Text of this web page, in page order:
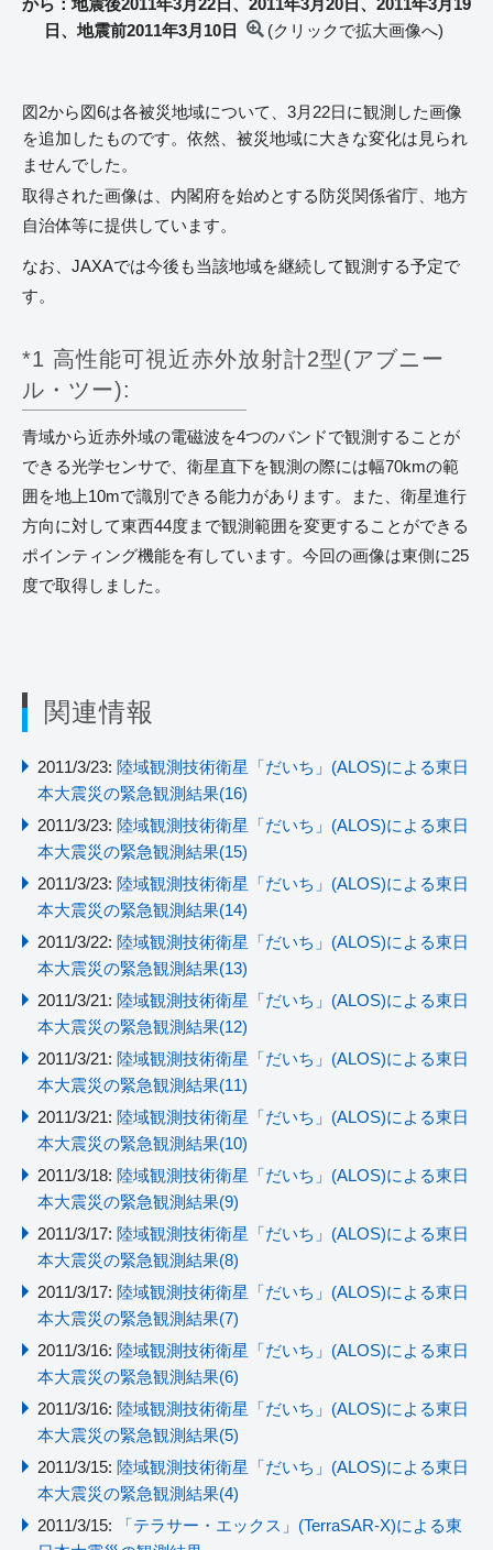
日、地震前2011年3月10日
(クリックで拡大画像へ)
図2から図6は各被災地域について、3月22日に観測した画像
を追加したものです。依然、被災地域に大きな変化は見られ
ませんでした。
取得された画像は、内閣府を始めとする防災関係省庁、地方
自治体等に提供しています。
なお、JAXAでは今後も当該地域を継続して観測する予定で
す。
*1 高性能可視近赤外放射計2型(アブニー
ル・ツー):
青域から近赤外域の電磁波を4つのバンドで観測することが
できる光学センサで、衛星直下を観測の際には幅70kmの範
囲を地上10mで識別できる能力があります。また、衛星進行
方向に対して東西44度まで観測範囲を変更することができる
ポインティング機能を有しています。今回の画像は東側に25
度で取得しました。
関連情報
2011/3/23: 陸域観測技術衛星「だいち」(ALOS)による東日
本大震災の緊急観測結果(16)
2011/3/23: 陸域観測技術衛星「だいち」(ALOS)による東日
本大震災の緊急観測結果(15)
2011/3/23: 陸域観測技術衛星「だいち」(ALOS)による東日
本大震災の緊急観測結果(14)
2011/3/22: 陸域観測技術衛星「だいち」(ALOS)による東日
本大震災の緊急観測結果(13)
2011/3/21: 陸域観測技術衛星「だいち」(ALOS)による東日
本大震災の緊急観測結果(12)
2011/3/21: 陸域観測技術衛星「だいち」(ALOS)による東日
本大震災の緊急観測結果(11)
2011/3/21: 陸域観測技術衛星「だいち」(ALOS)による東日
本大震災の緊急観測結果(10)
2011/3/18: 陸域観測技術衛星「だいち」(ALOS)による東日
本大震災の緊急観測結果(9)
2011/3/17: 陸域観測技術衛星「だいち」(ALOS)による東日
本大震災の緊急観測結果(8)
2011/3/17: 陸域観測技術衛星「だいち」(ALOS)による東日
本大震災の緊急観測結果(7)
2011/3/16: 陸域観測技術衛星「だいち」(ALOS)による東日
本大震災の緊急観測結果(6)
2011/3/16: 陸域観測技術衛星「だいち」(ALOS)による東日
本大震災の緊急観測結果(5)
2011/3/15: 陸域観測技術衛星「だいち」(ALOS)による東日
本大震災の緊急観測結果(4)
2011/3/15:
「テラサー・エックス」(TerraSAR-X)による東